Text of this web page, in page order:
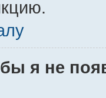
я не